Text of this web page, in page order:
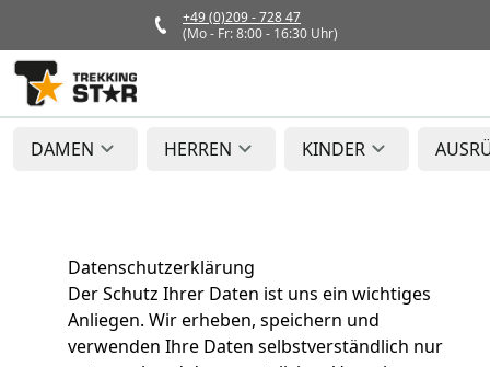
+49 (0)209 - 728 47
(Mo - Fr: 8:00 - 16:30 Uhr)
DAMEN HERREN KINDER
Datenschutzerklärung
Der Schutz Ihrer Daten ist uns ein wichtiges
Anliegen. Wir erheben, speichern und
verwenden Ihre Daten selbstverständlich nur